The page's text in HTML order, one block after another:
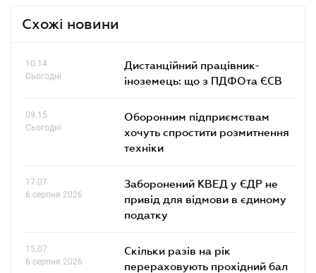
Схожі новини
10.14
Сьогодні
Дистанційний працівник-
іноземець: що з ПДФОта ЄСВ
09.15
Сьогодні
Оборонним підприємствам
хочуть спростити розмитнення
техніки
17.07
6 серпня 2026
Заборонений КВЕД у ЄДР не
привід для відмови в єдиному
податку
15.07
6 серпня 2026
Скільки разів на рік
перераховують прохідний бал